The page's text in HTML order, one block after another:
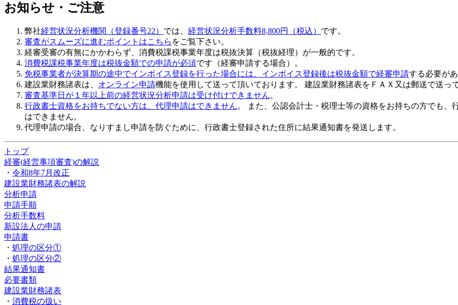
お知らせ・ご注意
弊社経営状況分析機関（登録番号22） では、 経営状況分析手数料8,800円（税込） です。
審査がスムーズに進むポイントはこちら をご覧下さい。
経審受審の有無にかかわらず、 消費税課税事業年度は税抜決算（税抜経理） が一般的です。
消費税課税事業年度は税抜金額での申請が必須です（経審申請する場合）。
免税事業者が決算期の途中でインボイス登録を行った場合には、インボイス登録後は税抜金額で経審申請する必要が
建設業財務諸表は、 オンライン申請機能を使用して送って頂いております。 建設業財務諸表をＦＡＸ又は郵送で送
審査基準日が１年以上前の経営状況分析申請は受け付けできません。
行政書士資格をお持ちでない方は、代理申請はできません。 また、公認会計士・税理士等の資格をお持ちの方でも
はできません。
代理申請の場合、なりすまし申請を防ぐために、行政書士登録された住所に結果通知書を発送します。
トップ
経審(経営事項審査)の解説
・ 令和8年7月改正
建設業財務諸表の解説
分析申請
申請手順
分析手数料
新設法人の申請
申請書
・ 処理の区分①
・ 処理の区分②
結果通知書
必要書類
建設業財務諸表
・ 消費税の扱い